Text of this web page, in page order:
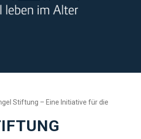
Stiftung – Eine Initiative für die